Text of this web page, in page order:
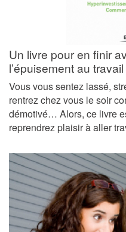
Un livre pour en finir
l’épuisement au travail
Vous vous sentez lassé,
rentrez chez vous le soir
démotivé… Alors, ce livre
reprendrez plaisir à aller